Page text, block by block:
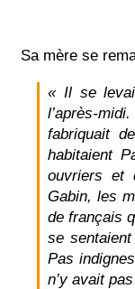
Sa mère se
« Il se
l’après-
fabriquait
habitaient
ouvriers et
Gabin, les
de français
se
Pas
n’y avait